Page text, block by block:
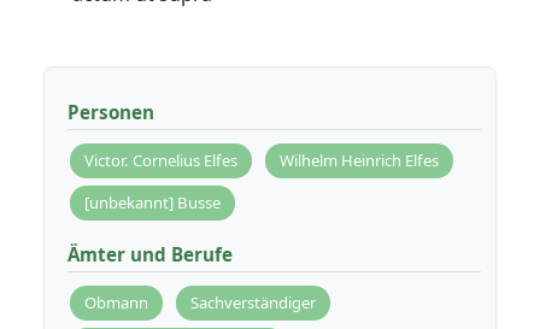
Personen
Victor. Cornelius Elfes
Wilhelm Heinrich Elfes
[unbekannt] Busse
Ämter und Berufe
Obmann
Sachverständiger